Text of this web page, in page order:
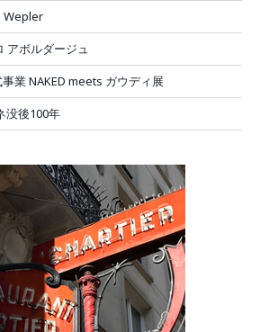
Wepler
アボルダージュ
業 NAKED meets ガウディ展
没後100年